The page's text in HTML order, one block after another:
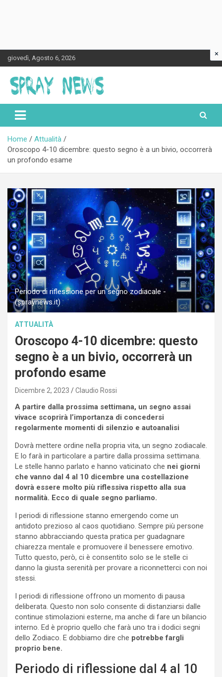
Skip
to
content
giovedì, Agosto 6, 2026
Spraynews.it
Home
Attualità
Oroscopo 4-10 dicembre: questo segno è a un bivio, occorrerà
un profondo esame
Periodo di riflessione per un segno zodiacale -
(spraynews.it)
ATTUALITÀ
Oroscopo 4-10 dicembre: questo
segno è a un bivio, occorrerà un
profondo esame
Dicembre 2, 2023 Claudio Rossi
A partire dalla prossima settimana, un segno assai
vivace scoprirà l’importanza di concedersi
regolarmente momenti di silenzio e autoanalisi
Dovrà mettere ordine nella propria vita, un segno zodiacale.
E lo farà in particolare a partire dalla prossima settimana.
Le stelle hanno parlato e hanno vaticinato che nei giorni
che vanno dal 4 al 10 dicembre una costellazione
dovrà essere molto più riflessiva rispetto alla sua
normalità. Ecco di quale segno parliamo.
I periodi di riflessione stanno emergendo come un
antidoto prezioso al caos quotidiano. Sempre più persone
stanno abbracciando questa pratica per guadagnare
chiarezza mentale e promuovere il benessere emotivo.
Tutto questo, però, ci è consentito solo se le stelle ci
danno la giusta serenità per provare a riconnetterci con noi
stessi.
I periodi di riflessione offrono un momento di pausa
deliberata. Questo non solo consente di distanziarsi dalle
continue stimolazioni esterne, ma anche di fare un bilancio
interno. Ed è proprio quello che farà uno tra i dodici segni
dello Zodiaco. E dobbiamo dire che potrebbe fargli
proprio bene.
Periodo di riflessione dal 4 al 10
×